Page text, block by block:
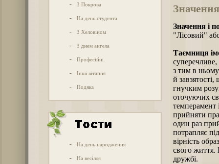
- З Покрова
- На день студента
- З Хеловіном
- З днем ангела
- Професійні
- Інші вітання
- Подяка
- На день народження
- На весілля
Значення і
"Лісовий"
Таємниця
суперечливе,
з тим в ньому
й
гнучким
оточуючих
темперамент
прийняти
один раз
потрапляє
вірність
свого життя.
дружбі.